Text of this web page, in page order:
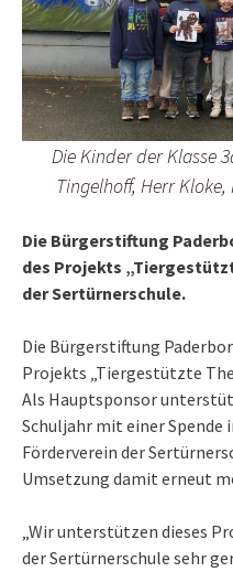
Die Kinder der Klasse
Tingelhoff, Herr
Die Bürgerstiftung
des Projekts
der Sertürnerschule.
Die Bürgerstiftung
Projekts „Tiergestützte
Als Hauptsponsor
Schuljahr mit einer Spende
Förderverein der
Umsetzung damit erneut
„Wir unterstützen dieses
der Sertürnerschule sehr